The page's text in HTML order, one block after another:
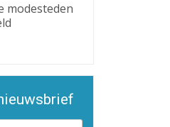
modesteden